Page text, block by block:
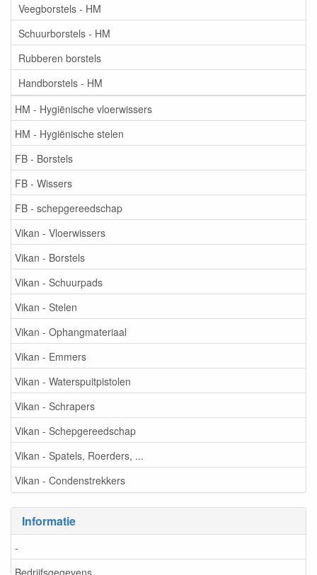
Veegborstels - HM
Schuurborstels - HM
Rubberen borstels
Handborstels - HM
HM - Hygiënische vloerwissers
HM - Hygiënische stelen
FB - Borstels
FB - Wissers
FB - schepgereedschap
Vikan - Vloerwissers
Vikan - Borstels
Vikan - Schuurpads
Vikan - Stelen
Vikan - Ophangmateriaal
Vikan - Emmers
Vikan - Waterspuitpistolen
Vikan - Schrapers
Vikan - Schepgereedschap
Vikan - Spatels, Roerders, ...
Vikan - Condenstrekkers
Informatie
-
Bedrijfsgegevens